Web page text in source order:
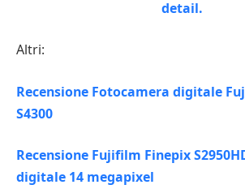
Altri:
Recensione Fotocamera digitale
S4300
Recensione Fujifilm Finepix
digitale 14 megapixel